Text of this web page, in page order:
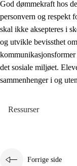
God dømmekraft hos
personvern og respekt
skal ikke aksepteres i
og utvikle bevissthet
det sosiale miljøet.
sammenhenger i og
Ressurser
Forrige side